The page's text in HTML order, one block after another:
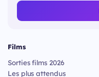
Films
Sorties films 2026
Les plus attendus